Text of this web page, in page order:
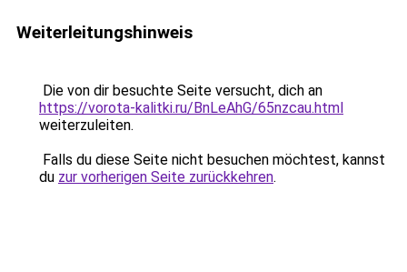
Weiterleitungshinweis
Die von dir besuchte Seite versucht, dich an
https://vorota-kalitki.ru/BnLeAhG/65nzcau.html
weiterzuleiten.
Falls du diese Seite nicht besuchen möchtest, kannst
du zur vorherigen Seite zurückkehren.